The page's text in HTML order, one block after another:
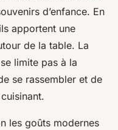
d’enfance. En
apportent une
de la table. La
limite pas à la
se rassembler et de
les goûts modernes